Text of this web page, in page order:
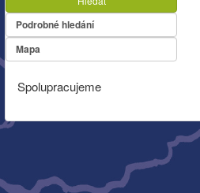
Podrobné hledání
Mapa
Spolupracujeme